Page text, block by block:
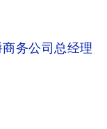
务公司总经理